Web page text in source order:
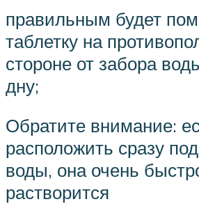
правильным будет
таблетку на
стороне от забора
дну;
Обратите внимание:
расположить сразу
воды, она очень
растворится